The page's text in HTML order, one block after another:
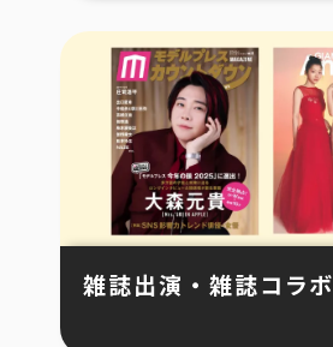
雑誌出演・雑誌コラボ